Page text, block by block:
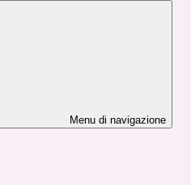
Menu di navigazione